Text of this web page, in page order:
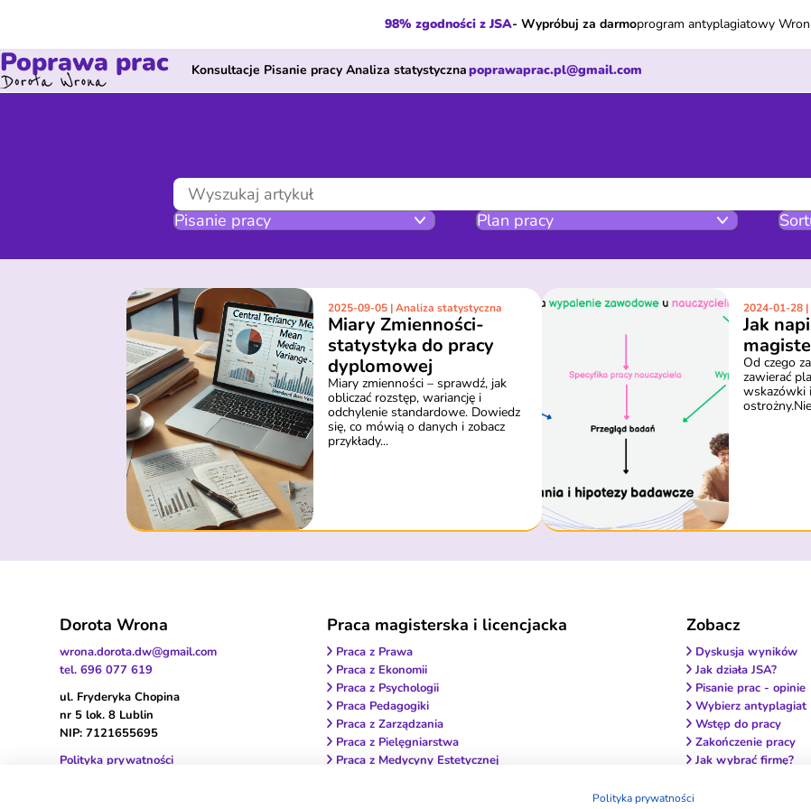
98% zgodności z JSA- Wypróbuj za darmoprogram antyplagiatowy
Poprawa prac Konsultacje Pisanie pracy Analiza statystycznapoprawaprac.pl@gmail.com
2025-09-05 | Analiza statystyczna
Miary Zmienności-
statystyka do pracy
dyplomowej
Miary zmienności – sprawdź, jak
obliczać rozstęp, wariancję i
odchylenie standardowe. Dowiedz
się, co mówią o danych i zobacz
przykłady...
2024-01-28
Jak
Od czego
zawierać
wskazówki
Dorota Wrona
wrona.dorota.dw@gmail.com
tel. 696 077 619
ul. Fryderyka Chopina
nr 5 lok. 8 Lublin
NIP: 7121655695
Polityka prywatności
Praca magisterska i licencjacka
Praca z Prawa
Praca z Ekonomii
Praca z Psychologii
Praca Pedagogiki
Praca z Zarządzania
Praca z Pielęgniarstwa
Praca z Medycyny Estetycznej
Zobacz
Dyskusja wyników
Jak działa JSA?
Pisanie prac - opinie
Wybierz antyplagiat
Wstęp do pracy
Zakończenie pracy
Jak wybrać firmę?
Polityka prywatności